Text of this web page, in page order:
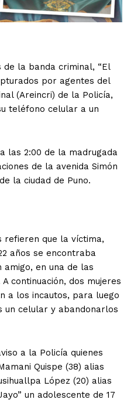
la banda criminal, “El
por agentes del
(Areincri) de la Policía,
teléfono celular a un
las 2:00 de la madrugada
de la avenida Simón
la ciudad de Puno.
refieren que la víctima,
años se encontraba
amigo, en una de las
continuación, dos mujeres
a los incautos, para luego
un celular y abandonarlos
a la Policía quienes
Quispe (38) alias
López (20) alias
un adolescente de 17